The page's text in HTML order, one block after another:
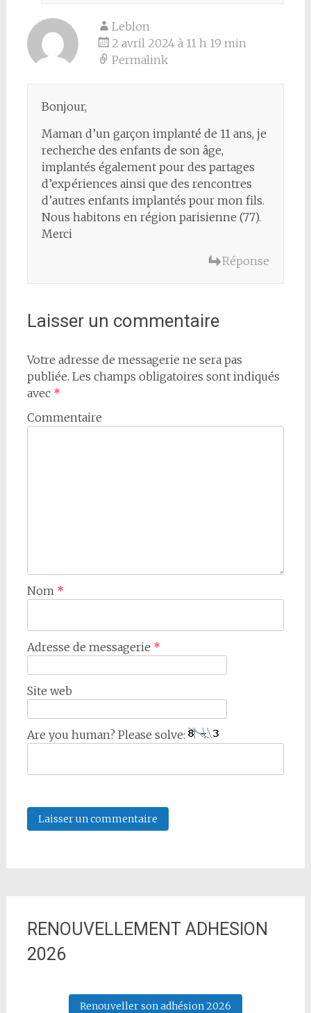
Leblon
2 avril 2024 à 11 h 19 min
Permalink
Bonjour,
Maman d’un garçon implanté de 11 ans, je
recherche des enfants de son âge,
implantés également pour des partages
d’expériences ainsi que des rencontres
d’autres enfants implantés pour mon fils.
Nous habitons en région parisienne (77).
Merci
Réponse
Laisser un commentaire
Votre adresse de messagerie ne sera pas
publiée. Les champs obligatoires sont indiqués
avec *
Commentaire
Nom *
Adresse de messagerie *
Site web
Are you human? Please solve:
RENOUVELLEMENT ADHESION
2026
Renouveller son adhésion 2026